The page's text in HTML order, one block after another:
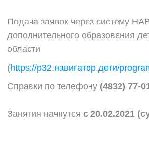
Подача заявок через систему
дополнительного образования
области
(https://р32.навигатор.дети/
Справки по телефону (4832) 77-
Занятия начнутся с 20.02.2021